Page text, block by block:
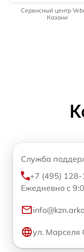
Сервисный центр
Казани
Служба
+7 (495)
Ежедневно с
ул. Марселя